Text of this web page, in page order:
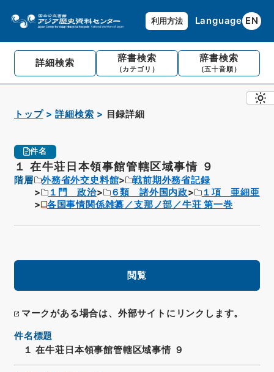
利用方法 Language EN
詳細検索 辞書検索
（カテゴリ）
辞書検索
（五十音順）
トップ 詳細検索 目録詳細
件名
１ 在牛荘日本領事館管轄区域事情 ９
階層 外務省外交史料館
戦前期外務省記録
１門 政治
６類 諸外国内政
１項 亜細亜
各国事情関係雑纂／支那ノ部／牛荘 第一巻
閲覧
マークがある場合は、外部サイトにリンクします。
件名標題
１ 在牛荘日本領事館管轄区域事情 ９